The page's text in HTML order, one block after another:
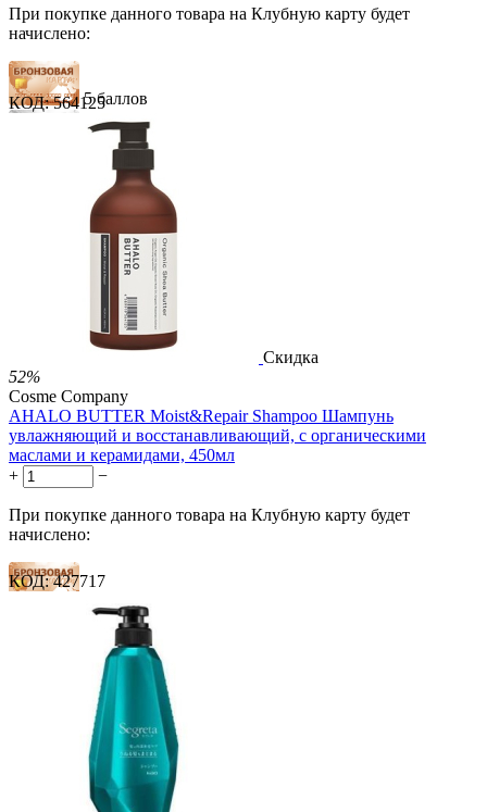
При покупке данного товара на Клубную карту будет
начислено:
5 баллов
7 баллов
12 баллов
724.00 Р
за 1.00 мл
Нет в наличии
 
КОД: 564125
Скидка
52%
Cosme Company
AHALO BUTTER Moist&Repair Shampoo Шампунь
увлажняющий и восстанавливающий, с органическими
маслами и керамидами, 450мл
+
−
При покупке данного товара на Клубную карту будет
начислено:
7 баллов
12 баллов
1 212.00
Р
за 1.00 мл

КОД: 427717